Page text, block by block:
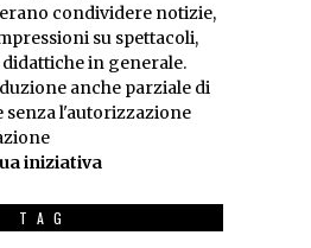
condividere notizie,
su spettacoli,
in generale.
anche parziale di
l'autorizzazione
iniziativa
TAG